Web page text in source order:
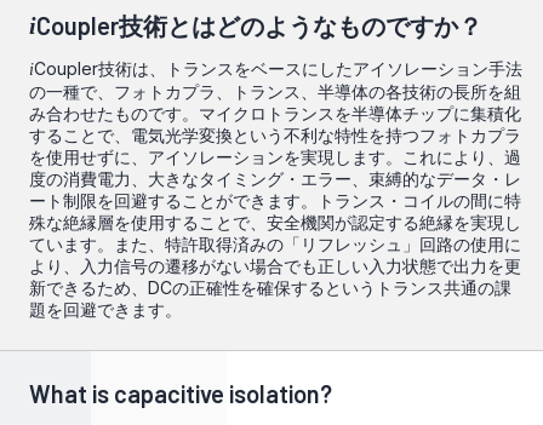
iCoupler技術とはどのようなものですか？
iCoupler技術は、トランスをベースにしたアイソレーション手法
の一種で、フォトカプラ、トランス、半導体の各技術の長所を組
み合わせたものです。マイクロトランスを半導体チップに集積化
することで、電気光学変換という不利な特性を持つフォトカプラ
を使用せずに、アイソレーションを実現します。これにより、過
度の消費電力、大きなタイミング・エラー、束縛的なデータ・レ
ート制限を回避することができます。トランス・コイルの間に特
殊な絶縁層を使用することで、安全機関が認定する絶縁を実現し
ています。また、特許取得済みの「リフレッシュ」回路の使用に
より、入力信号の遷移がない場合でも正しい入力状態で出力を更
新できるため、DCの正確性を確保するというトランス共通の課
題を回避できます。
What is capacitive isolation?